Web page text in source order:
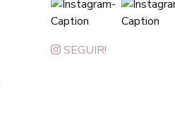
SEGUIR!